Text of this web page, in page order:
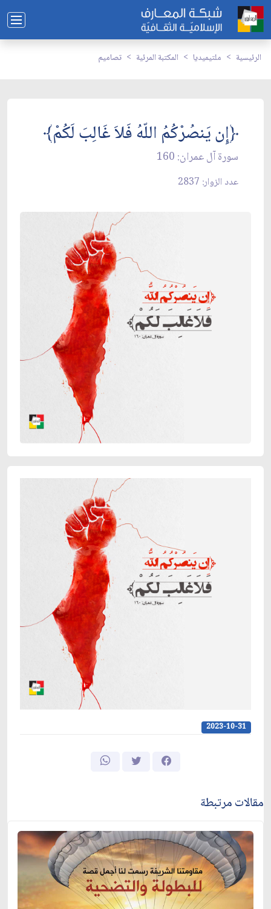
الرئيسية ملتيميديا المكتبة المرئية تصاميم
﴿إِن يَنصُرْكُمُ اللّهُ فَلاَ غَالِبَ لَكُمْ﴾
سورة آل عمران: 160
عدد الزوار: 2837
2023-10-31
مقالات مرتبطة